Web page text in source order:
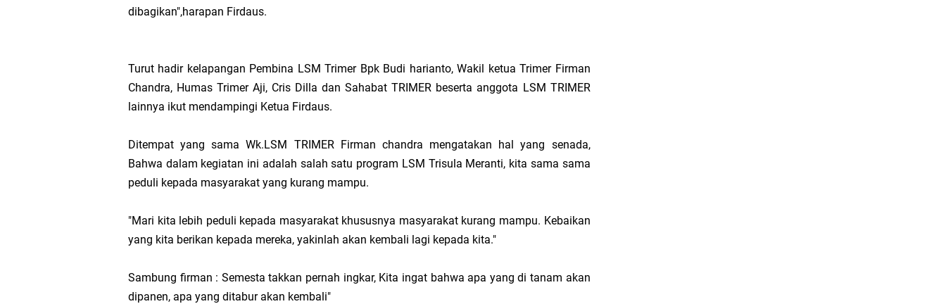
dibagikan",harapan Firdaus.
Turut hadir kelapangan Pembina LSM Trimer Bpk Budi harianto, Wakil ketua Trimer Firman
Chandra, Humas Trimer Aji, Cris Dilla dan Sahabat TRIMER beserta anggota LSM TRIMER
lainnya ikut mendampingi Ketua Firdaus.
Ditempat yang sama Wk.LSM TRIMER Firman chandra mengatakan hal yang senada,
Bahwa dalam kegiatan ini adalah salah satu program LSM Trisula Meranti, kita sama sama
peduli kepada masyarakat yang kurang mampu.
"Mari kita lebih peduli kepada masyarakat khususnya masyarakat kurang mampu. Kebaikan
yang kita berikan kepada mereka, yakinlah akan kembali lagi kepada kita."
Sambung firman : Semesta takkan pernah ingkar, Kita ingat bahwa apa yang di tanam akan
dipanen, apa yang ditabur akan kembali"